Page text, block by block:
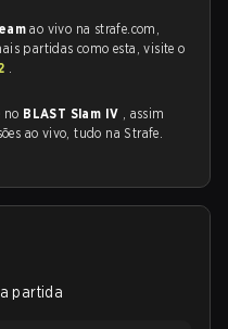
ao vivo na strafe.com,
partidas como esta, visite o
.
no BLAST Slam IV , assim
ao vivo, tudo na Strafe.
partida